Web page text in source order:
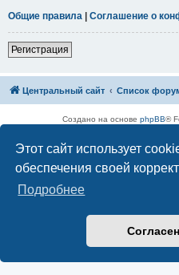
Этот сайт использует
обеспечения своей
Подробнее
Согласен
Общие правила | Соглашение о
Регистрация
Центральный сайт Список
Создано на основе phpBB®